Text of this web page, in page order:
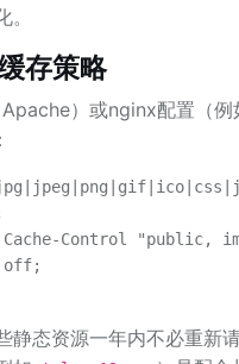
存策略
）或nginx配置（例
Control "public,
静态资源一年内不必重新